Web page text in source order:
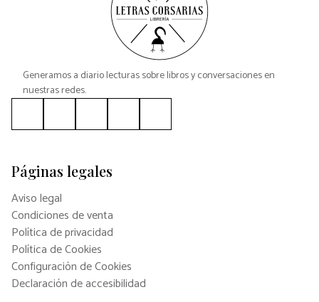
Generamos a diario lecturas sobre libros y conversaciones en
nuestras redes.
Páginas legales
Aviso legal
Condiciones de venta
Política de privacidad
Política de Cookies
Configuración de Cookies
Declaración de accesibilidad